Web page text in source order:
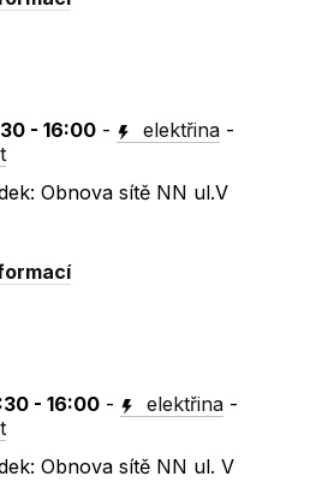
- 16:00 - elektřina -
Obnova sítě NN ul.V
- 16:00 - elektřina -
Obnova sítě NN ul. V